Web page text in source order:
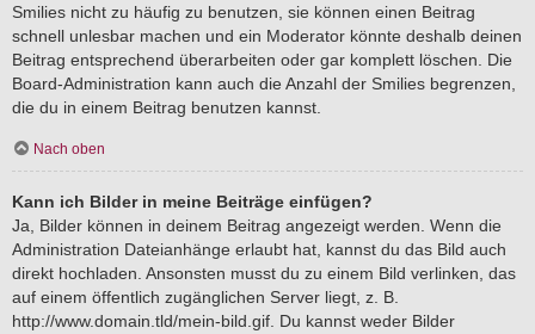
Smilies nicht zu häufig zu benutzen, sie können einen Beitrag
schnell unlesbar machen und ein Moderator könnte deshalb deinen
Beitrag entsprechend überarbeiten oder gar komplett löschen. Die
Board-Administration kann auch die Anzahl der Smilies begrenzen,
die du in einem Beitrag benutzen kannst.
Nach oben
Kann ich Bilder in meine Beiträge einfügen?
Ja, Bilder können in deinem Beitrag angezeigt werden. Wenn die
Administration Dateianhänge erlaubt hat, kannst du das Bild auch
direkt hochladen. Ansonsten musst du zu einem Bild verlinken, das
auf einem öffentlich zugänglichen Server liegt, z. B.
http://www.domain.tld/mein-bild.gif. Du kannst weder Bilder